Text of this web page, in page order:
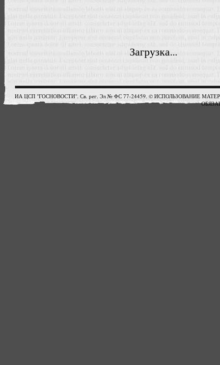
Загрузка...
ИА ЦСП "ГОСНОВОСТИ". Св. рег. Эл № ФС 77-24459. © ИСПОЛЬЗОВАНИЕ